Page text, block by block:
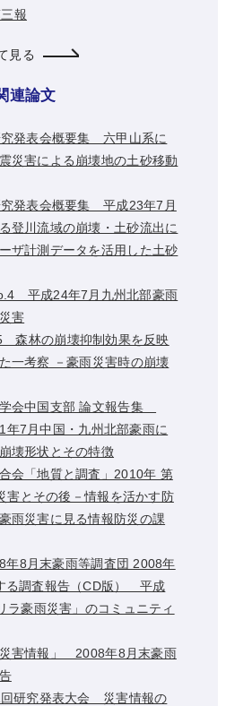
報
見る
連論文
発表会概要集 六甲山系に
災害による崩壊地の土砂移動
発表会概要集 平成23年7月
登川流域の崩壊・土砂流出に
ザ計測データを活用した土砂
平成24年7月九州北部豪雨
害
森林の崩壊抑制効果を反映
一考察 －豪雨災害時の崩壊
学会中国支部 論文報告集
7月中国・九州北部豪雨に
壊形状とその特徴
会「地質と調査」2010年 第
とその後－情報を活かす防
雨災害に見る情報防災の課
年8月末豪雨等調査団 2008年
る調査報告（CD版） 平成
ラ豪雨災害」のコミュニティ
害情報」 2008年8月末豪雨
回研究発表大会 災害情報の